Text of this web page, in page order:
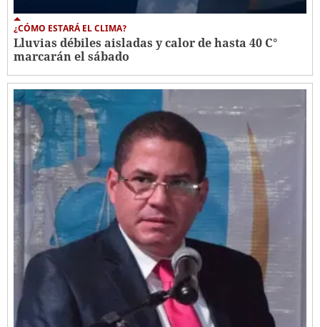
¿CÓMO ESTARÁ EL CLIMA?
Lluvias débiles aisladas y calor de hasta 40 C°
marcarán el sábado